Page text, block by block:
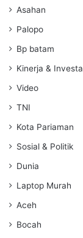
Asahan
Palopo
Bp batam
Kinerja &
Video
TNI
Kota Pariaman
Sosial & Politik
Dunia
Laptop Murah
Aceh
Bocah